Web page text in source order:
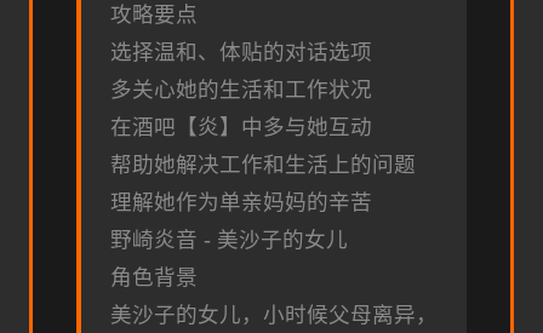
攻略要点
选择温和、体贴的对话选项
多关心她的生活和工作状况
在酒吧【炎】中多与她互动
帮助她解决工作和生活上的问题
理解她作为单亲妈妈的辛苦
野崎炎音 - 美沙子的女儿
角色背景
美沙子的女儿，小时候父母离异，